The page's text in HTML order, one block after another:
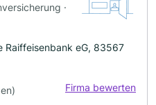
·
Raiffeisenbank eG, 83567
Firma bewerten